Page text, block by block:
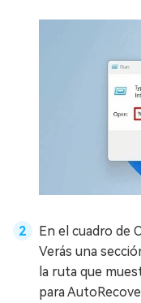
En el cuadro de
Verás una
la ruta que
para